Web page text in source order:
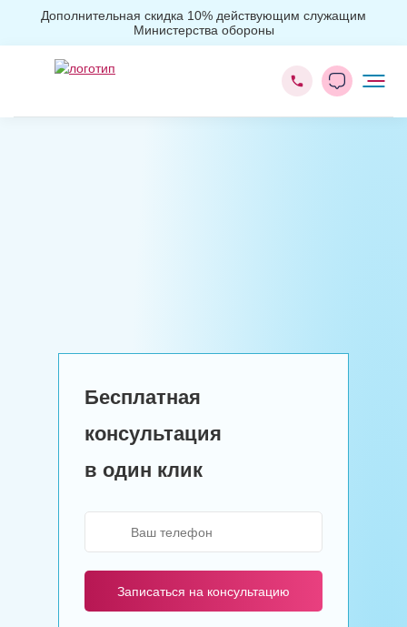
Дополнительная скидка 10% действующим служащим
Министерства обороны
Бесплатная
консультация
в один клик
Записаться на консультацию